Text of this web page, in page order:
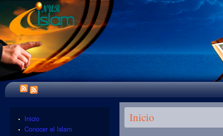
Se encuentra usted aquí
Inicio
Inicio
Conocer el Islam